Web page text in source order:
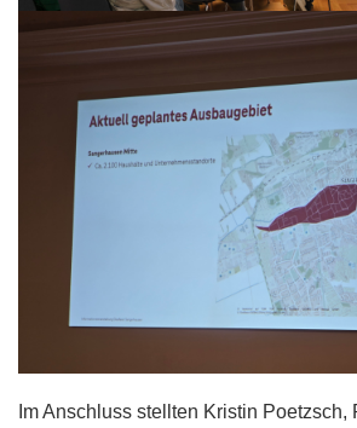
Im Anschluss stellten Kristin